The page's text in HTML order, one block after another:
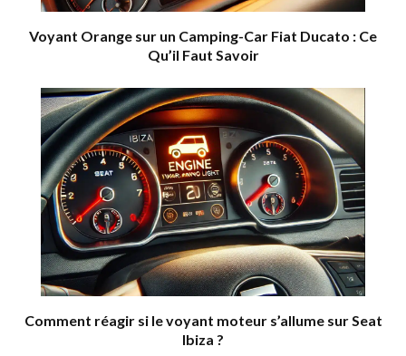
Voyant Orange sur un Camping-Car Fiat Ducato : Ce
Qu’il Faut Savoir
Comment réagir si le voyant moteur s’allume sur Seat
Ibiza ?